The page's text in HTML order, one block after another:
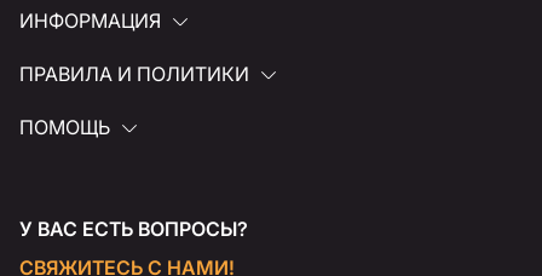
ИНФОРМАЦИЯ
ПРАВИЛА И ПОЛИТИКИ
ПОМОЩЬ
У ВАС ЕСТЬ ВОПРОСЫ?
СВЯЖИТЕСЬ С НАМИ!